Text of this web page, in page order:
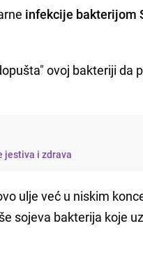
infekcije bakterijom
ovoj bakteriji da
jestiva i zdrava
ulje već u niskim
sojeva bakterija koje